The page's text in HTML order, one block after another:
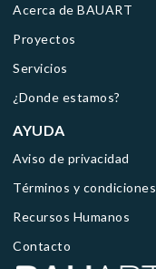
Acerca de BAUART
Proyectos
Servicios
¿Donde estamos?
AYUDA
Aviso de privacidad
Términos y condiciones
Recursos Humanos
Contacto